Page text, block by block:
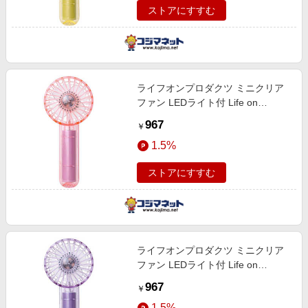
ストアにすすむ
ライフオンプロダクツ ミニクリア
ファン LEDライト付 Life on
￥ 967
1.5%
ストアにすすむ
ライフオンプロダクツ ミニクリア
ファン LEDライト付 Life on
￥ 967